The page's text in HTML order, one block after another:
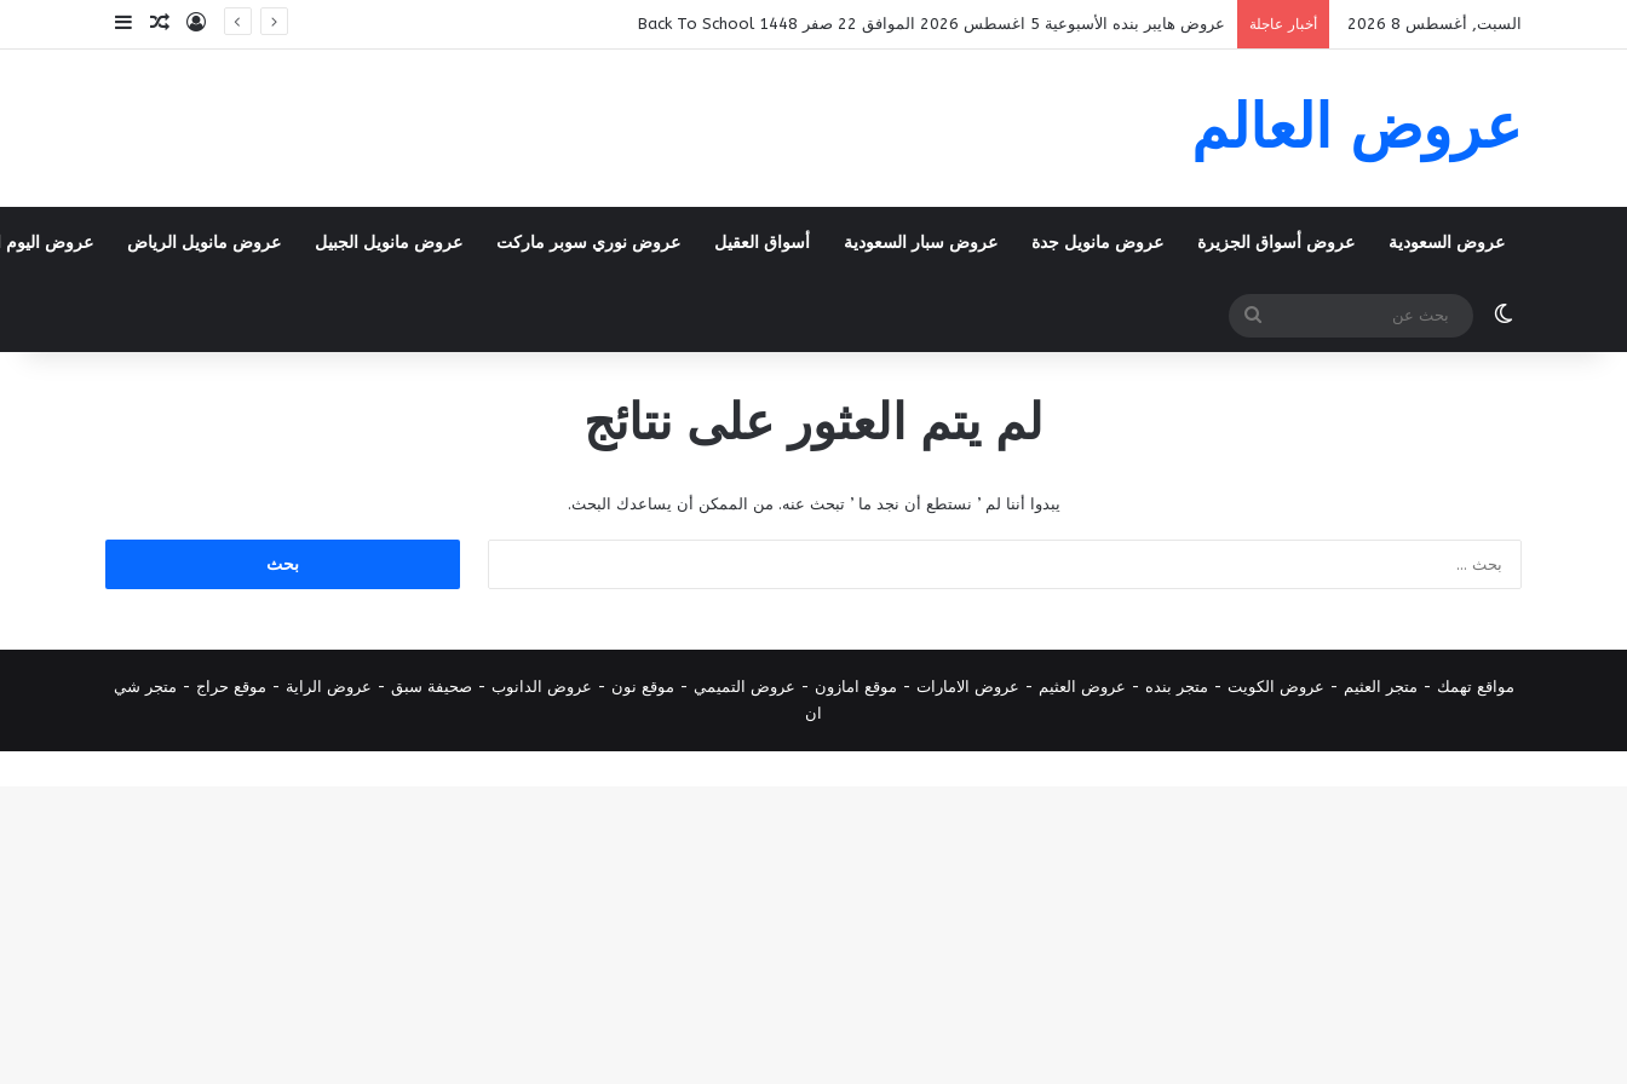
السبت, أغسطس 8 2026 أخبار عاجلة عروض هايبر بنده الأسبوعية 5 اغسطس 2026 الموافق 22 صفر 1448 Back To School تسجيل الدخول
مقال عشوائي
إضافة عمود
عروض العالم
عروض السعودية عروض أسواق الجزيرة عروض مانويل جدة عروض سبار السعودية أسواق العقيل عروض نوري سوبر ماركت عروض مانويل الجبيل عروض مانويل الرياض عروض اليوم
الوضع المظلم
بحث
عن
لم يتم العثور على نتائج
يبدوا أننا لم ’ نستطع أن نجد ما ’ تبحث عنه. من الممكن أن يساعدك البحث.
مواقع تهمك - متجر العثيم - عروض الكويت - متجر بنده - عروض العثيم - عروض الامارات - موقع امازون - عروض التميمي - موقع نون - عروض الدانوب - صحيفة سبق - عروض الراية - موقع حراج - متجر شي
ان